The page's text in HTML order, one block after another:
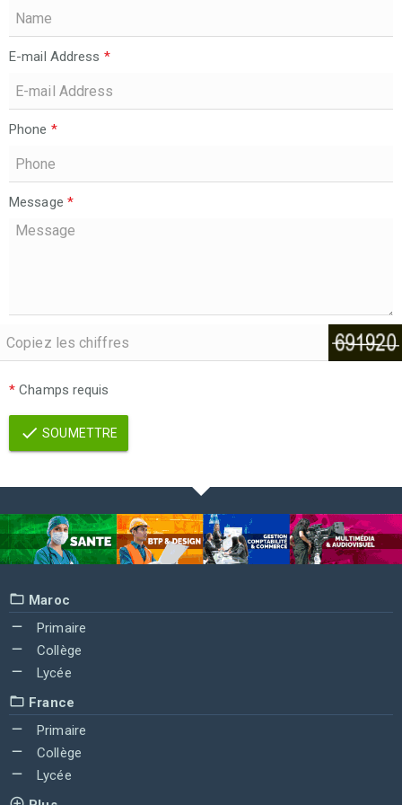
E-mail Address *
Phone *
Message *
* Champs requis
SOUMETTRE
Maroc
Primaire
Collège
Lycée
France
Primaire
Collège
Lycée